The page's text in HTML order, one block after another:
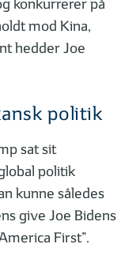
konkurrerer på
mod Kina,
hedder Joe
politik
sat sit
politik
kunne således
give Joe Bidens
First”.